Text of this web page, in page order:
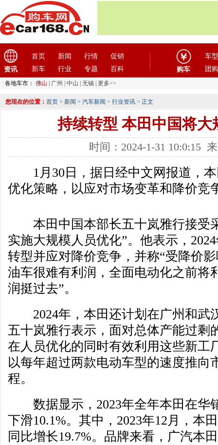
资讯
首页 新闻 行情
促销
新车
行业 专题 百科 购车
车型
团购
各地车市： 佛山 广州 中山 无锡 更多>>
您现在的位置： 首页 > 新闻 > 汽车新闻 > 行业资讯 > 正文
持续转型 本田中国将大
时间：2024-1-31 10:0:15
1月30日，据日经中文网报道，本
优化策略，以应对市场变革和降价竞
本田中国本部长五十岚雅行接受
实施大规模人员优化”。他表示，
转型并应对降价竞争，并称“受降价
油车很难有利润，全面电动化之前将
润挺过去”。
2024年，本田还计划在广州和武
五十岚雅行表示，面对总体产能过剩
在人员优化的同时有效利用这些新工
以每年超过两款电动车型的速度推向
程。
数据显示，2023年全年本田在华
下滑10.1%。其中，2023年12月，本
同比增长19.7%。品牌来看，广汽本